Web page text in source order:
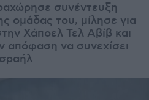
συνέντευξη
ομάδας του, μίλησε για
Χάποελ Τελ Αβίβ και
απόφαση να συνεχίσει